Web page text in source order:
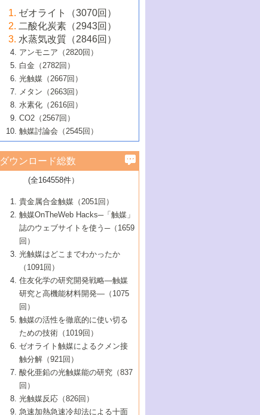
大学：オンライン・対面開催）
6号 メタン転換技術の最新動向
B号 第125回触媒討論会（2020年・工学
院大学）
5号 固体触媒による含窒素有機化合物変
換の最前線
6号 貴金属使用量低減に向けた自動車排
ガス浄化触媒の開発
B号 第123回触媒討論会（2019年・大阪
B号 第121回触媒討論会（2018年・東京
大学）
5号 水素のふるまいを解き明かす最先端
研究
6号 低級アルカンの有効利用のための触
媒技術
B号 第119回触媒討論会（2017年・首都
大学東京）
媒技術
3号 触媒研究の最先端～とびたて若き研究
者たち～（1）
4号 触媒研究の最先端～とびたて若き研究
者たち～（2）
5号 触媒研究の最先端～とびたて若き研究
者たち～（3）
6号 イオニクス材料と燃料電池・電解合成
の最新の研究動向
B号 第117回触媒討論会（2016年・大阪府
立大学）
2号 石油精製用触媒の最近の進展
3号 固体酸化物形燃料電池（SOFC）におけ
るアノード触媒上での燃料直接改質技術
4号 コアシェル構造の制御による触媒機能
5号 工業触媒およびその周辺技術の最近の
進歩
6号 ナノシート
B号 第115回触媒討論会（2015年・成蹊大
2号 光触媒反応機構に関する最新の研究動
向
開発動向
4号 人工光合成に向けた近年のアプローチ
5号 未利用熱エネルギーの有効活用に貢献
する触媒技術
6号 ポリオキソメタレート
B号 第113回触媒討論会（2014年・ロワジ
ールホテル豊橋）
1号 高耐久性燃料電池システム用触媒にお
ける新展開
2号 リビングラジカル重合の最近の動向
3号 天然ガスの化学工業的展開に関する触
媒技術
4号 貴金属触媒の精密構造制御とその活用
5号 バイオマス化成品製造のための固体触
6号 ナノ空間─吸着状態解析から新機能開拓
B号 第111回触媒討論会（2013年・関西大
▼54巻（2012年）
1号 規則性多孔体の利用技術における最近
の進歩
2号 第109回触媒討論会
3号 貴金属低減技術の最新動向
4号 貴金属代替技術の最新動向
5号 光触媒による物質変換反応の新展開
6号 グラフェン
7号 水素を利用する化成品合成の新潮流
▼53巻（2011年）
1号 金属学から見る合金触媒の新展開
2号 第107回触媒討論会
3号 触媒のその場観察法の進歩（１）
4号 触媒のその場観察法の進歩（２）
5号 不活性結合の触媒的活性化による有機
合成
6号 新しい固体酸触媒技術
7号 ゼオライト合成における最近の進歩
▼52巻（2010年）
1号 触媒の劣化対策と長寿命触媒開発
2号 第105回触媒討論会
3号 ナノ構造が拓く新機能
4号 活性サイトおよびその環境の精密な設
計による触媒の高機能化
5号 触媒を有効に使うための技術
7号 有機分子触媒による精密有機合成
8号 高機能化ポリオレフィンに向けた重合
触媒の最近の進展
1号 炭素材料－熱い注目を集める材料－
2号 第103回触媒討論会
3号 環境浄化用光触媒の現状と課題
4号 水素社会の実現に向けた水素製造・貯
蔵技術の進歩
5号 CO2が関わる触媒・材料
7号 持続可能社会実現のための触媒および
触媒関連技術
▼50巻（2008年）
1号 触媒化学と学会のこの10年，半世紀，
そして未来
2号 第101回触媒討論会
4号 錯体を利用したユニークな表面構造の
構築と機能
5号 若手会員による触媒研究の未来展望1：
企業編
6号 第102回触媒討論会
7号 触媒・化学反応における計算化学の進
8号 若手研究者による触媒研究の未来展望
2：大学・研究所編
▼49巻（2007年）
1号 含フッ素化合物の合成と触媒
2号 第99回触媒討論会
3号 実用的ファインケミカル合成プロセス
を実現する触媒
5号 こんな物質，あんな物質―新たな触媒
の可能性―
7号 『結晶の化学』を活かした触媒研究
8号 イオン液体の応用
▼48巻（2006年）
1号 固体酸触媒の最近の進歩
2号 第97回触媒討論会
3号 リビング重合触媒の最近の展開
5号 水素製造・貯蔵のための触媒技術の新
しい展開
6号 第98回触媒討論会
7号 基礎化学品製造の触媒技術
8号 多機能型リアクター
1号 最近の触媒担体とその効果
2号 第95回触媒討論会
4号 水分解用光触媒材料
5号 時間分解分光の進歩と応用
6号 第96回触媒討論会
8号 超臨界流体を用いた化学プロセスの新
▼46巻（2004年）
1号 部分酸化反応触媒の最前線
2号 第93回触媒討論会
3号 特殊エネルギー場の触媒反応
4号 生体内における金属の触媒作用
5号 ファインケミカルズの展開に寄与する
6号 第94回触媒討論会
7号 サブナノレベルでみた新しい表面現象
8号 オレフィン重合触媒の新たな展
▼45巻（2003年）
1号 なぜこの触媒が良いのか？
2号 第91回触媒討論会
3号 最近の自動車排ガス処理技術
4号 触媒研究の現状と将来─第90回触媒討論
5号 基礎化学品製造の触媒技術
6号 第92回触媒討論会
7号 基礎化学品製造の触媒技術
8号 資源の循環と触媒技術
▼44巻（2002年）
1号 高次制御された触媒の化学
2号 第89回触媒討論会
3号 触媒を利用した電気化学の新展開
4号 ナノ材料の調製と機能化
5号 こんな触媒が欲しい
6号 第90回触媒討論会
7号 触媒研究と学術雑誌/情報
8号 若い世代からみた触媒化学の現状と未
▼43巻（2001年）
1号 グリーンケミストリーと触媒
2号 第87回触媒討論会特集号
3号 生体触媒とバイオプロセス
4号 水素製造・利用の触媒化学
5号 触媒研究における新しい切り口：コン
ビナトリアルケミストリー
6号 第88回触媒討論会特集号
7号 企業における触媒研究のブレークスル
8号 この材料を触媒として使ってみません
▼42巻（2000年）
1号 触媒反応工学の明日を拓く
2号 第85回触媒討論会
3号 反応ダイナミクス
5号 触媒のおもしろさをどのように伝える
6号 第86回触媒討論会
7号 水素化精製触媒の新しい展開
8号 新しい反応性と機能性を目指した金属
クラスタ-化学
▼41巻（1999年）
1号 孔、穴、あな?-特異な空間とその利用-
2号 第83回触媒討論会
3号 均一系触媒反応最前線
4号 実用炭素材料の新展開
5号 研究の方法論を考える
7号 機能性金属材料と触媒
8号 触媒研究へのNMRの応用と展望
▼40巻（1998年）
進展と21世紀への提言/創立40周年記念・触
媒学会この10年の歩みとこれから/創立40周
2号 第81回触媒討論会
3号 計算機触媒化学へのさそい
4号 触媒劣化の制御と予測
5号 最新の実用プロセスと触媒
6号 第82回触媒討論会
1号 均一系と不均一系触媒反応-その特徴と
接点
2号 第79回触媒討論会
3号 最新NO除去触媒の実用化研究
4号 新しい反応場を目指した触媒調製
5号 反応・分離技術の新しい展開
6号 第80回触媒討論会
▼38巻（1996年）
1号 触媒の構造と触媒作用/C1化学を中心と
する21世紀への触媒
3号 オリンピックメダル:金・銀・銅はどん
な触媒作用を示すか
4号 触媒作用における機能の複合化
▼37巻（1995年）
1号 ファインケミカルズと固体触媒
2号 第75回触媒討論会
3号 希土類を利用した触媒
4号 触媒とリサイクル
5号 エネルギー変換触媒
▼36巻（1994年）
1号 電気化学と触媒
2号 第73回触媒討論会
3号 C4化学の展開
4号 《通常号》
▼35巻（1993年）
1号 工業触媒開発マニュアル―探索から工
業化まで
2号 第71回触媒討論会
▼34巻（1992年）
1号 インパクトを与えたこの研究
2号 第69回触媒討論会
▼33巻（1991年）
1号 触媒プロセス開発マニュアル―探索か
▼32巻（1990年）
ゼオライト（3070回）
二酸化炭素（2943回）
水蒸気改質（2846回）
アンモニア（2820回）
白金（2782回）
光触媒（2667回）
メタン（2663回）
水素化（2616回）
CO2（2567回）
触媒討論会（2545回）
ダウンロード総数
(全164558件）
貴金属合金触媒（2051回）
触媒OnTheWeb Hacks─「触媒」
誌のウェブサイトを使う─（1659
回）
光触媒はどこまでわかったか
（1091回）
住友化学の研究開発戦略―触媒
研究と高機能材料開発―（1075
回）
触媒の活性を徹底的に使い切る
ための技術（1019回）
ゼオライト触媒によるクメン接
触分解（921回）
酸化亜鉛の光触媒能の研究（837
回）
光触媒反応（826回）
急速加熱急速冷却法による十面